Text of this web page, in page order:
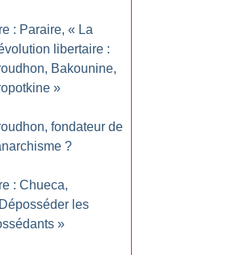
: Paraire, « La
libertaire :
Bakounine,
»
fondateur de
?
: Chueca,
Déposséder les
»